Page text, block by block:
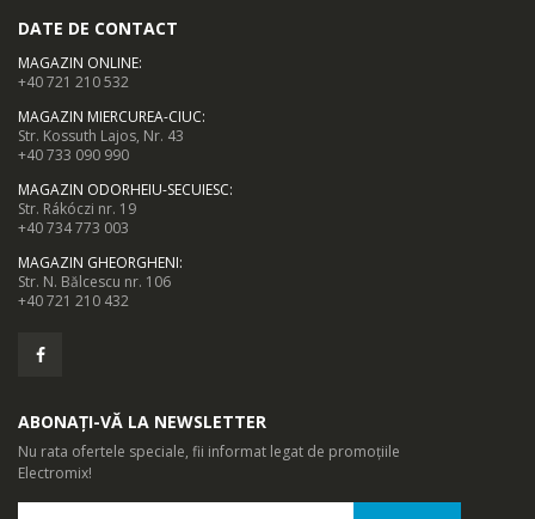
DATE DE CONTACT
MAGAZIN ONLINE:
+40 721 210 532
MAGAZIN MIERCUREA-CIUC:
Str. Kossuth Lajos, Nr. 43
+40 733 090 990
MAGAZIN ODORHEIU-SECUIESC:
Str. Rákóczi nr. 19
+40 734 773 003
MAGAZIN GHEORGHENI:
Str. N. Bălcescu nr. 106
+40 721 210 432
ABONAȚI-VĂ LA NEWSLETTER
Nu rata ofertele speciale, fii informat legat de promoțiile
Electromix!